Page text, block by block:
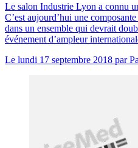
Le salon Industrie Lyon a connu
C’est aujourd’hui une
dans un ensemble qui devrait
événement d’ampleur
Le lundi 17 septembre 2018 par